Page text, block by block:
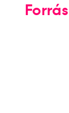
Forrás